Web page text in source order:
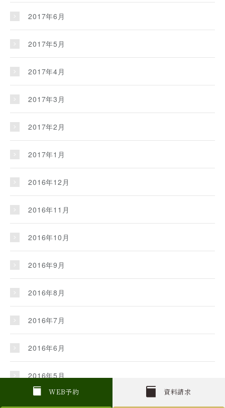
W EB予約 資料請求
2017年6月
2017年5月
2017年4月
2017年3月
2017年2月
2017年1月
2016年12月
2016年11月
2016年10月
2016年9月
2016年8月
2016年7月
2016年6月
2016年5月